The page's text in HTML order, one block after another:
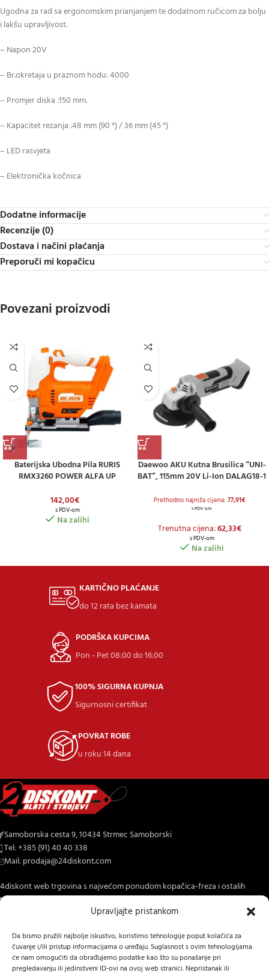
Upravljajte pristankom
Da bismo pružili najbolje iskustvo, koristimo tehnologije poput kolačića za
čuvanje i/ili pristup informacijama o uređaju. Suglasnost s ovim tehnologijama
će nam omogućiti da obrađujemo podatke kao što su ponašanje pri
pregledavanju ili jedinstveni ID-ovi na ovoj web stranici. Nepristanak ili
Ugodna za rad sa ergonomskim prianjanjem te dodatnom ručicom za bolju
i lakšu upravljivost.
– Napon 20V
– Br.okretaja u praznom hodu: 4000
– Promjer diska :150 mm.
– Kapacitet rezanja :48 mm (90 °) / 36 mm (45 °)
– LED rasvjeta
– Elektronička kočnica
Dodatne informacije
Recenzije (0)
Dostava i načini plaćanja
Preporuči mi kopačicu
Povezani proizvodi
Baterijska Ubodna Pila RURIS
RMX3260 POWER ALFA UP
142,00€
s PDV-om
Na zalihi
Daewoo AKU Kutna Brusilica “UNI-
BAT”, 115mm 20V Li-Ion DALAG18-1
Prethodno najniža cijena: 77,91€
s PDV-om
Trenutna cijena:62,33€
s PDV-om
Na zalihi
KARTIČNO PLAĆANJE
do 12 rata bez kamata
PODRŠKA KUPCIMA
Pon - Pet 08:00 do 16:00
100% SIGURNA KUPNJA
Sigurnosni certifikat
POVRAT ROBE
u roku 14 dana
Samoborska cesta 9, 10434 Strmec Samoborski
Tel: +385 (91) 40 40 338
Mail: prodaja@24diskont.com
web trgovina s najvećom ponudom kopačica-freza i ostalih
za dom i vrt.
INFORMACIJE O KUPNJI